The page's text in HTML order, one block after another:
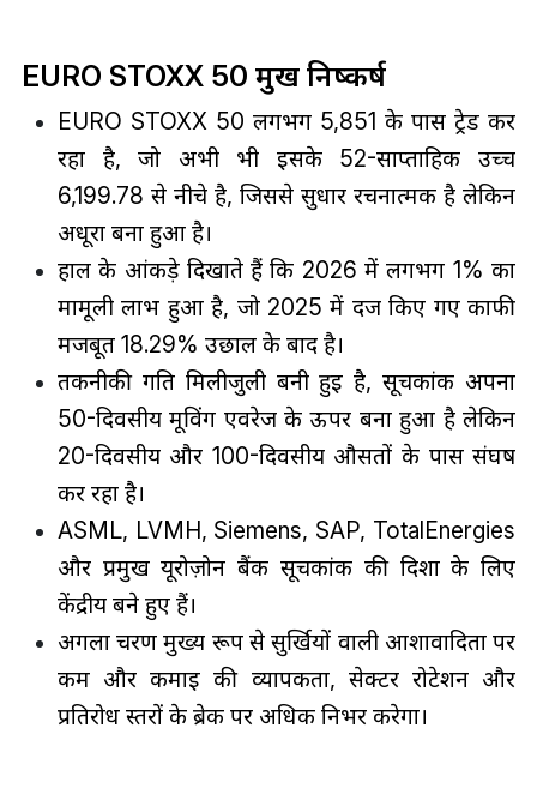
EURO STOXX 50 प्रमुख निष्कर्ष
EURO STOXX 50 लगभग 5,851 के पास ट्रेड कर
रहा है, जो अभी भी इसके 52-साप्ताहिक उच्च
6,199.78 से नीचे है, जिससे सुधार रचनात्मक है लेकिन
अधूरा बना हुआ है।
हाल के आंकड़े दिखाते हैं कि 2026 में लगभग 1% का
मामूली लाभ हुआ है, जो 2025 में दर्ज किए गए काफी
मजबूत 18.29% उछाल के बाद है।
तकनीकी गति मिलीजुली बनी हुई है, सूचकांक अपना
50-दिवसीय मूविंग एवरेज के ऊपर बना हुआ है लेकिन
20-दिवसीय और 100-दिवसीय औसतों के पास संघर्ष
कर रहा है।
ASML, LVMH, Siemens, SAP, TotalEnergies
और प्रमुख यूरोज़ोन बैंक सूचकांक की दिशा के लिए
केंद्रीय बने हुए हैं।
अगला चरण मुख्य रूप से सुर्खियों वाली आशावादिता पर
कम और कमाई की व्यापकता, सेक्टर रोटेशन और
प्रतिरोध स्तरों के ब्रेक पर अधिक निर्भर करेगा।